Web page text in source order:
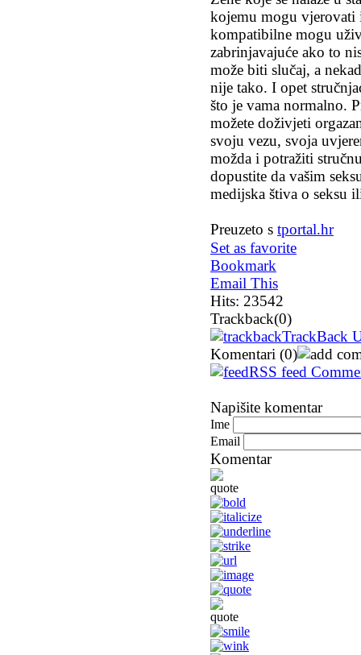
kojemu mogu vjerovati
kompatibilne mogu
zabrinjavajuće ako to
može biti slučaj, a
nije tako. I opet
što je vama normalno.
možete doživjeti
svoju vezu, svoja
možda i potražiti
dopustite da vašim
medijska štiva o seksu
Preuzeto s tportal.hr
Set as favorite
Bookmark
Email This
Hits: 23542
Trackback(0)
TrackBack
Komentari (0)
RSS feed
Napišite komentar
Ime
Email
Komentar